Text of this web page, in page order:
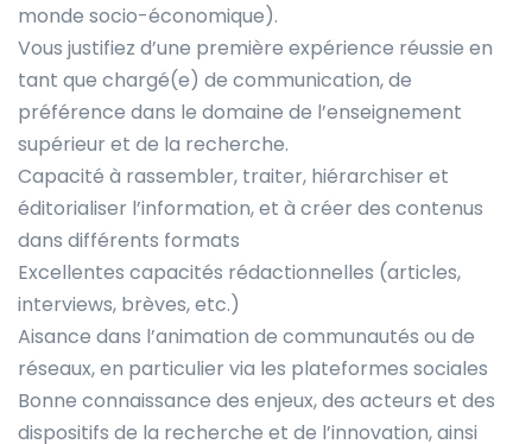
monde socio-économique).
Vous justifiez d’une première expérience réussie en
tant que chargé(e) de communication, de
préférence dans le domaine de l’enseignement
supérieur et de la recherche.
Capacité à rassembler, traiter, hiérarchiser et
éditorialiser l’information, et à créer des contenus
dans différents formats
Excellentes capacités rédactionnelles (articles,
interviews, brèves, etc.)
Aisance dans l’animation de communautés ou de
réseaux, en particulier via les plateformes sociales
Bonne connaissance des enjeux, des acteurs et des
dispositifs de la recherche et de l’innovation, ainsi